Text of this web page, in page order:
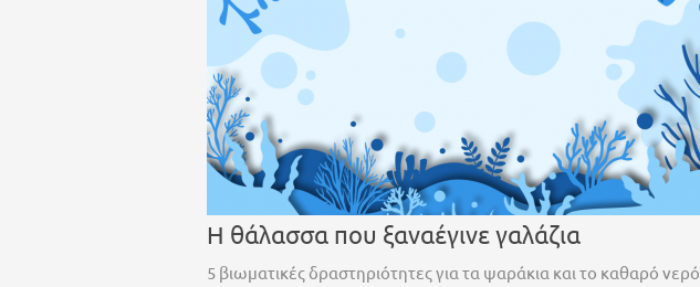
Η θάλασσα που ξαναέγινε γαλάζια
5 βιωματικές δραστηριότητες για τα ψαράκια και το καθαρό νερό